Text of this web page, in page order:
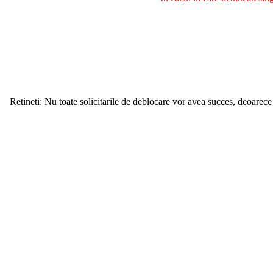
Retineti: Nu toate solicitarile de deblocare vor avea succes,